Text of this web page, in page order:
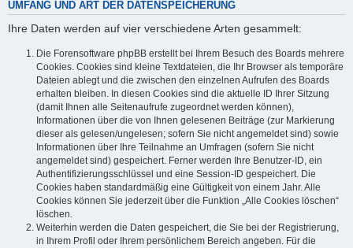
UMFANG UND ART DER DATENSPEICHERUNG
Ihre Daten werden auf vier verschiedene Arten gesammelt:
Die Forensoftware phpBB erstellt bei Ihrem Besuch des Boards mehrere
Cookies. Cookies sind kleine Textdateien, die Ihr Browser als temporäre
Dateien ablegt und die zwischen den einzelnen Aufrufen des Boards
erhalten bleiben. In diesen Cookies sind die aktuelle ID Ihrer Sitzung
(damit Ihnen alle Seitenaufrufe zugeordnet werden können),
Informationen über die von Ihnen gelesenen Beiträge (zur Markierung
dieser als gelesen/ungelesen; sofern Sie nicht angemeldet sind) sowie
Informationen über Ihre Teilnahme an Umfragen (sofern Sie nicht
angemeldet sind) gespeichert. Ferner werden Ihre Benutzer-ID, ein
Authentifizierungsschlüssel und eine Session-ID gespeichert. Die
Cookies haben standardmäßig eine Gültigkeit von einem Jahr. Alle
Cookies können Sie jederzeit über die Funktion „Alle Cookies löschen“
löschen.
Weiterhin werden die Daten gespeichert, die Sie bei der Registrierung,
in Ihrem Profil oder Ihrem persönlichem Bereich angeben. Für die